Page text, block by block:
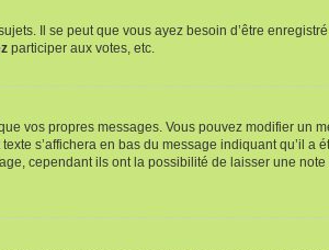
Il se peut que vous ayez besoin d’être
participer aux votes, etc.
vos propres messages. Vous pouvez modifier
s’affichera en bas du message indiquant qu’il
cependant ils ont la possibilité de laisser une